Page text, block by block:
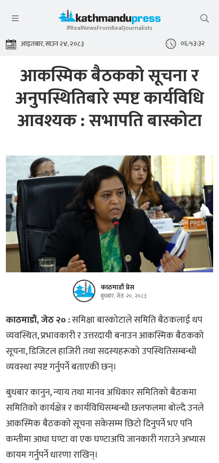
#RealNewsFromRealJournalists
आइतबार, साउन २४, २०८३ ०६:५३:३३
आकस्मिक बैठकको सूचना र
अनुपस्थितिबारे स्पष्ट कार्यविधि
आवश्यक : सभापति बास्कोटा
काठमाडौं प्रेस
बुधबार, जेठ २०, २०८३
काठमाडौं, जेठ २० :समिक्षा बास्कोटाले समिति बैठकलाई थप
व्यवस्थित, प्रभावकारी र उत्तरदायी बनाउन आकस्मिक बैठकको
सूचना, डिजिटल हाजिरी तथा सदस्यहरूको उपस्थितिसम्बन्धी
व्यवस्था स्पष्ट गर्नुपर्ने बताएकी छन्।
बुधबार कानुन, न्याय तथा मानव अधिकार समितिको बैठकमा
समितिको कार्यक्षेत्र र कार्यविधिसम्बन्धी छलफलमा बोल्दै उनले
आकस्मिक बैठकको सूचना सकेसम्म छिटो दिनुपर्ने भए पनि
कम्तीमा आधा घण्टा वा एक घण्टाअघि जानकारी गराउने अभ्यास
कायम गर्नुपर्ने धारणा राखिन्।